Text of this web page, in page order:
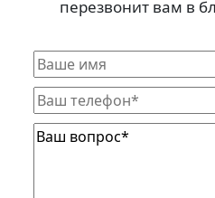
перезвонит вам в